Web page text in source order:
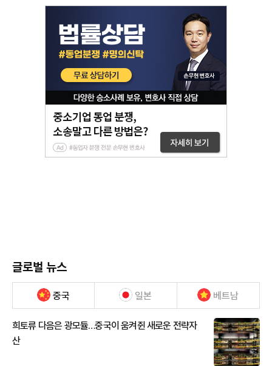
글로벌 뉴스
중국 일본 베트남
희토류 다음은 광모듈…중국이 움켜쥔 새로운 전략자
산